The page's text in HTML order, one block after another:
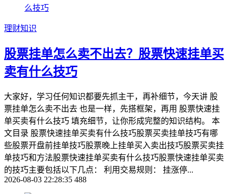
理财知识
股票挂单怎么卖不出去？股票快速挂单买
卖有什么技巧
大家好，学习任何知识都要先抓主干，再补细节，今天讲 股
票挂单怎么卖不出去 也是一样，先搭框架，再用 股票快速挂
单买卖有什么技巧 填充细节，让你形成完整的知识结构。 本
文目录 股票快速挂单买卖有什么技巧股票买卖挂单技巧有哪
些股票开盘前挂单技巧股票晚上挂单买入卖出技巧股票买卖挂
单技巧和方法股票快速挂单买卖有什么技巧股票快速挂单买卖
的技巧主要包括以下几点： 利用交易规则： 挂涨停...
2026-08-03 22:28:35 488